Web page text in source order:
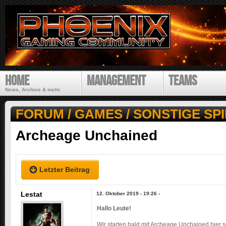
zum
Inhalt
P
h
o
e
n
Home
News, Archive & mehr.
Management Teams
S
I
E
S
N
D
FORUM/GAMES/SONSTIGE
Archeage Unchained
Letzter Beitrag
12. Oktober 2019 - 19:26 -
Lestat
Hallo Leute!
Wir starten bald mit Archeage Unchained hier